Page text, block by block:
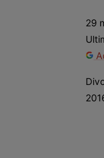
Vedete internaționale29